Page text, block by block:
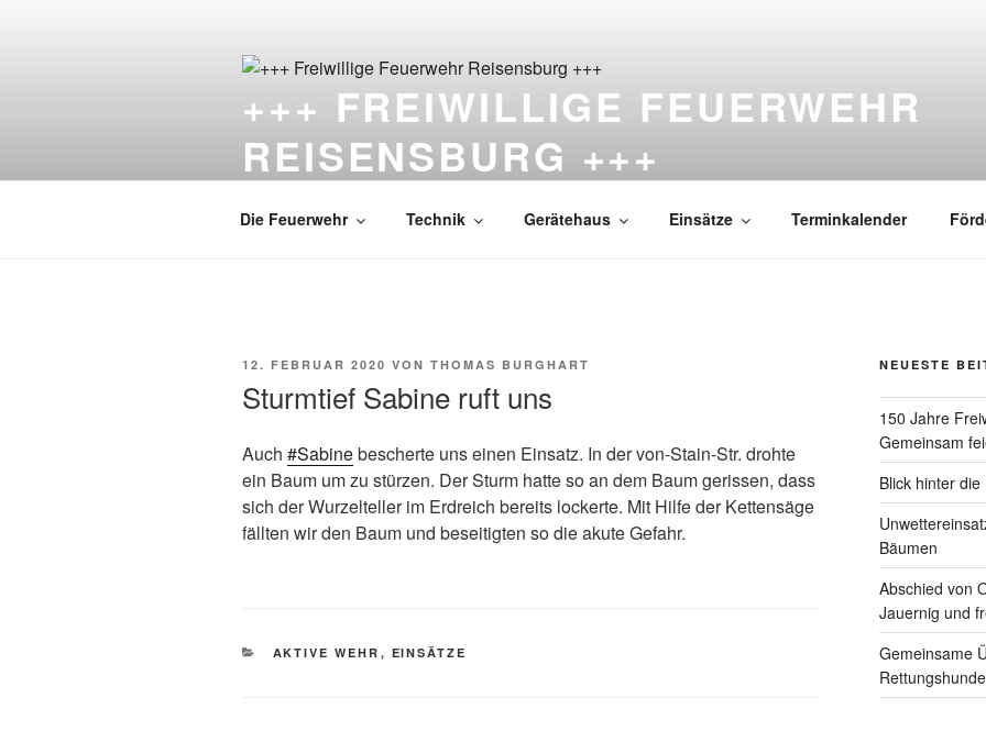
+++ FREIWILLIGE FEUERWEHR
REISENSBURG +++
Die Feuerwehr Technik Gerätehaus Einsätze Terminkalender
VERÖFFENTLICHT
12. FEBRUAR 2020 VON THOMAS BURGHART
Sturmtief Sabine ruft uns
Auch #Sabinebescherte uns einen Einsatz. In der von-Stain-Str. drohte
ein Baum um zu stürzen. Der Sturm hatte so an dem Baum gerissen, dass
sich der Wurzelteller im Erdreich bereits lockerte. Mit Hilfe der Kettensäge
fällten wir den Baum und beseitigten so die akute Gefahr.
KATEGORIEN
AKTIVE WEHR , EINSÄTZE
NEUESTE
150 Jahre
Gemeinsam
Blick hinter
Bäumen
Abschied von
Jauernig und
Gemeinsame